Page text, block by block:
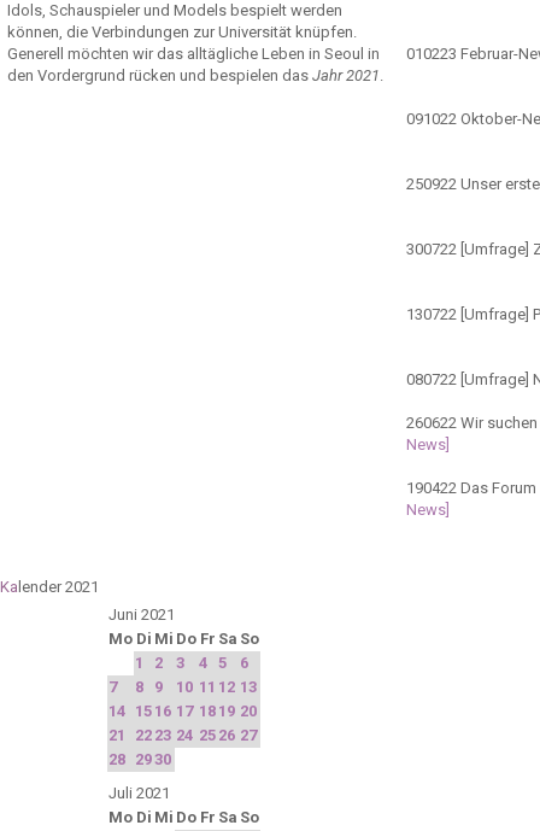
Idols, Schauspieler und Models bespielt werden
können, die Verbindungen zur Universität knüpfen.
Generell möchten wir das alltägliche Leben in Seoul in
den Vordergrund rücken und bespielen das Jahr 2021.
010223 Februar-
091022 Oktober-
250922 Unser
300722 [Umfrage]
130722 [Umfrage]
080722 [Umfrage]
260622 Wir
News]
190422 Das
News]
Ka lender 2021
Juni 2021
Mo Di Mi Do Fr Sa So
1
2 3 4 5
6
7
8 9 10 11 12 13
14 15 16 17 18 19 20
21
22 23 24 25 26 27
28 2930
Juli 2021
Mo Di Mi Do Fr Sa So